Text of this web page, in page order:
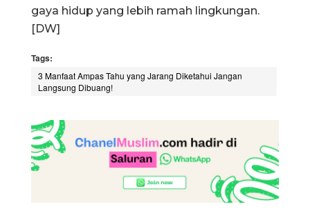
gaya hidup yang lebih ramah lingkungan.
[DW]
Tags:
3 Manfaat Ampas Tahu yang Jarang Diketahui Jangan
Langsung Dibuang!